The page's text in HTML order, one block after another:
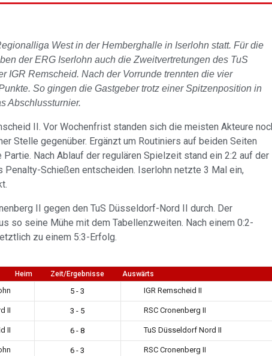
West in der Hemberghalle in Iserlohn statt. Für die
der ERG Iserlohn auch die Zweitvertretungen des TuS
IGR Remscheid. Nach der Vorrunde trennten die vier
So gingen die Gastgeber trotz einer Spitzenposition in
Abschlussturnier.
II. Vor Wochenfrist standen sich die meisten Akteure
Stelle gegenüber. Ergänzt um Routiniers auf beiden Seiten
Nach Ablauf der regulären Spielzeit stand ein 2:2 auf der
Schießen entscheiden. Iserlohn netzte 3 Mal ein,
II gegen den TuS Düsseldorf-Nord II durch. Der
so seine Mühe mit dem Tabellenzweiten. Nach einem 0:2-
zu einem 5:3-Erfolg.
Heim Zeit/Ergebnisse Auswärts
5 - 3 IGR Remscheid II
II 3 - 5 RSC Cronenberg II
II 6 - 8 TuS Düsseldorf Nord II
6 - 3 RSC Cronenberg II